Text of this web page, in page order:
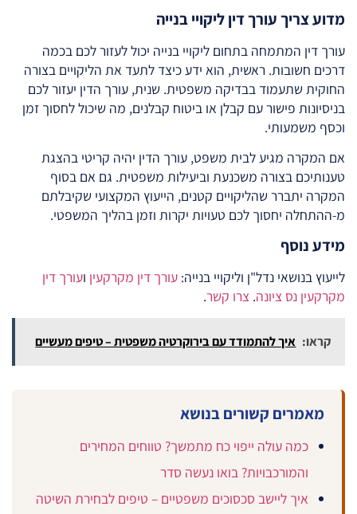
מדוע צריך עורך דין ליקויי בנייה
עורך דין המתמחה בתחום ליקויי בנייה יכול לעזור לכם בכמה
דרכים חשובות. ראשית, הוא ידע כיצד לתעד את הליקויים בצורה
החוקית שתעמוד בבדיקה משפטית. שנית, עורך הדין יעזור לכם
בניסיונות פישור עם קבלן או ביטוח קבלנים, מה שיכול לחסוך זמן
וכסף משמעותי.
אם המקרה מגיע לבית משפט, עורך הדין יהיה קריטי בהצגת
טענותיכם בצורה משכנעת וביעילות משפטית. גם אם בסוף
המקרה יתברר שהליקויים קטנים, הייעוץ המקצועי שקיבלתם
מ-ההתחלה יחסוך לכם טעויות יקרות וזמן בהליך המשפטי.
מידע נוסף
לייעוץ בנושאי נדל"ן וליקויי בנייה: עורך דין מקרקעין ועורך דין
מקרקעין נס ציונה. צרו קשר.
קראו: איך להתמודד עם בירוקרטיה משפטית – טיפים מעשיים
מאמרים קשורים בנושא
כמה עולה ייפוי כח מתמשך? טווחים המחירים
והמורכבויות? בואו נעשה סדר
איך ליישב סכסוכים משפטיים – טיפים לבחירת השיטה